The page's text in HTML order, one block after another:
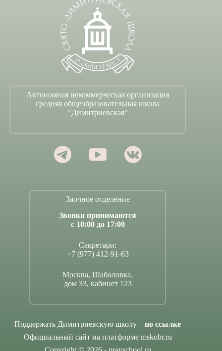
Автономная некоммерческая организация
средняя общеобразовательная школа
"Димитриевская"
Заочное отделение
Звонки принимаются
с 10:00 до 17:00
Секретари:
+7 (977) 412-91-63
Москва, Шаболовка,
дом 33, кабинет 123
Поддержать Димитриевскую школу –по ссылке
Официальный сайт на платформе mskobr.ru